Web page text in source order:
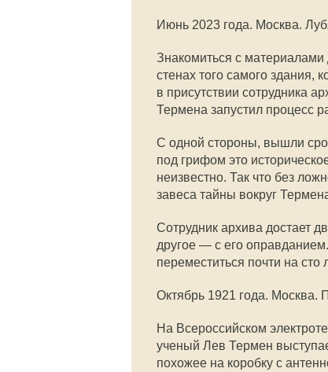
Июнь 2023 года. Москва.
Знакомиться с материалами
стенах того самого здания,
в присутствии сотрудника
Термена запустил процесс
С одной стороны, вышли
под грифом это
неизвестно. Так что без
завеса тайны вокруг
Сотрудник архива достает
другое — с его
переместиться почти на
Октябрь 1921 года. Москва.
На Всероссийском
ученый Лев Термен
похожее на коробку с